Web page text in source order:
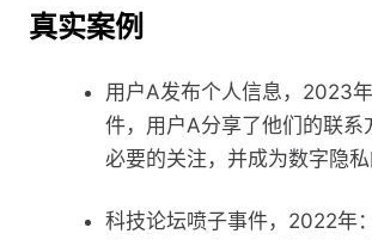
真实案例
用户A发布个人信息，2023
件，用户A分享了他们的联系
必要的关注，并成为数字隐私
科技论坛喷子事件，2022年